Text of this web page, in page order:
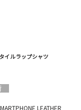
イルラップシャツ